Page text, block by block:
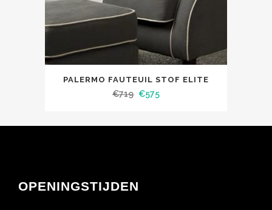
PALERMO FAUTEUIL STOF ELITE
€719 €575
OPENINGSTIJDEN